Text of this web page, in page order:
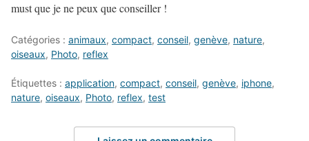
must que je ne peux que conseiller !
Catégories : animaux, compact, conseil, genève, nature,
oiseaux, Photo, reflex
Étiquettes : application, compact, conseil, genève, iphone,
nature, oiseaux, Photo, reflex, test